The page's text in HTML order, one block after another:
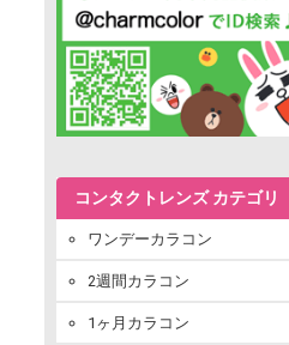
コンタクトレンズ カテゴリ
ワンデーカラコン
2週間カラコン
1ヶ月カラコン